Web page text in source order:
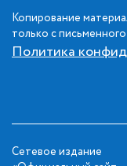
Копирование
только с
Политика
Сетевое издание